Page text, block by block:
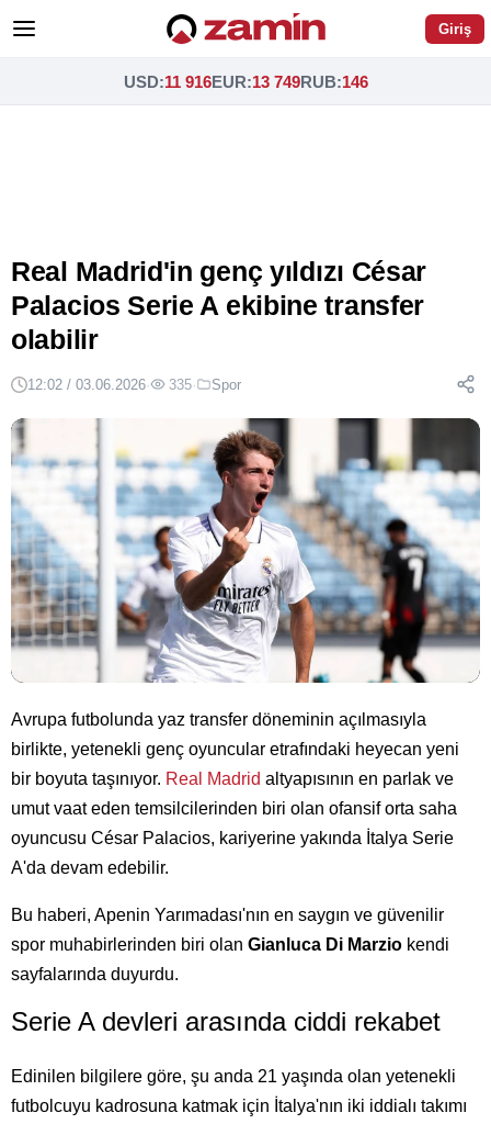
Giriş
USD:11 916EUR:13 749RUB:146
Real Madrid'in genç yıldızı César
Palacios Serie A ekibine transfer
olabilir
12:02 / 03.06.2026· 335· Spor
Avrupa futbolunda yaz transfer döneminin açılmasıyla
birlikte, yetenekli genç oyuncular etrafındaki heyecan yeni
bir boyuta taşınıyor. Real Madrid altyapısının en parlak ve
umut vaat eden temsilcilerinden biri olan ofansif orta saha
oyuncusu César Palacios, kariyerine yakında İtalya Serie
A'da devam edebilir.
Bu haberi, Apenin Yarımadası'nın en saygın ve güvenilir
spor muhabirlerinden biri olan Gianluca Di Marzio kendi
sayfalarında duyurdu.
Serie A devleri arasında ciddi rekabet
Edinilen bilgilere göre, şu anda 21 yaşında olan yetenekli
futbolcuyu kadrosuna katmak için İtalya'nın iki iddialı takımı